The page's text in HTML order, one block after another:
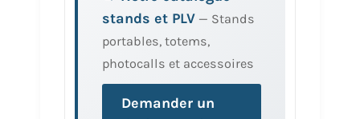
stands et PLV — Stands
portables, totems,
photocalls et accessoires
Demander un